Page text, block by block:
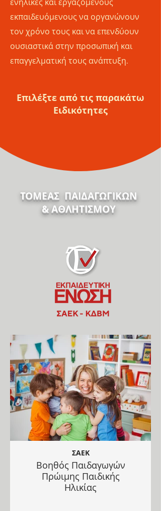
εκπαιδευόμενους να οργανώνουν
τον χρόνο τους και να επενδύουν
ουσιαστικά στην προσωπική και
επαγγελματική τους ανάπτυξη.
Επιλέξτε από τις παρακάτω
Ειδικότητες
ΤΟΜΕΑΣ ΠΑΙΔΑΓΩΓΙΚΩΝ
& ΑΘΛΗΤΙΣΜΟΥ
ΣΑΕΚ
Βοηθός Παιδαγωγών
Πρώιμης Παιδικής
Ηλικίας